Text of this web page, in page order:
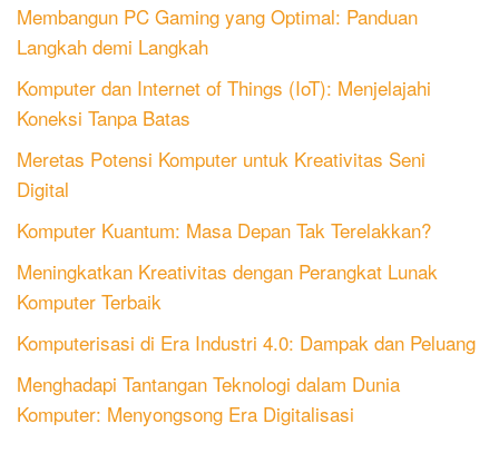
Membangun PC Gaming yang Optimal: Panduan
Langkah demi Langkah
Komputer dan Internet of Things (IoT): Menjelajahi
Koneksi Tanpa Batas
Meretas Potensi Komputer untuk Kreativitas Seni
Digital
Komputer Kuantum: Masa Depan Tak Terelakkan?
Meningkatkan Kreativitas dengan Perangkat Lunak
Komputer Terbaik
Komputerisasi di Era Industri 4.0: Dampak dan Peluang
Menghadapi Tantangan Teknologi dalam Dunia
Komputer: Menyongsong Era Digitalisasi